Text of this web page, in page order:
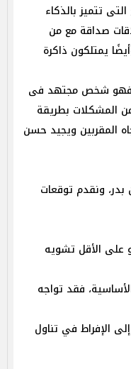
تتميز بالذكاء
صداقة مع من
يمتلكون ذاكرة
فهو شخص مجتهد فى
المشكلات بطريقة
المقربين ويجيد حسن
ونقدم توقعات
على الأقل تشويه
فقد تواجه
الإفراط في تناول